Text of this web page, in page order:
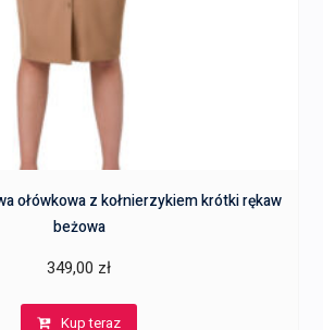
ołówkowa z kołnierzykiem krótki rękaw
beżowa
349,00 zł
Kup teraz